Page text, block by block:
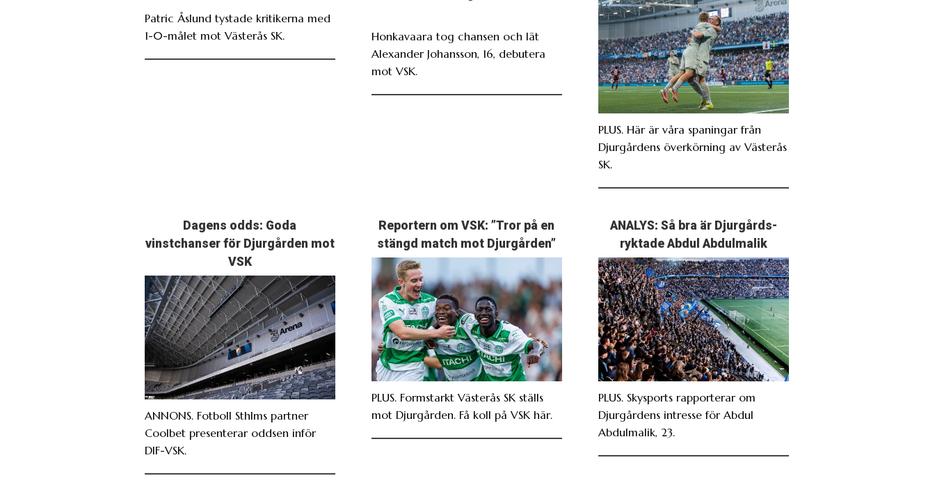
Patric Åslund tystade kritikerna med
1-0-målet mot Västerås SK.
Honkavaara tog chansen och lät
Alexander Johansson, 16, debutera
mot VSK.
PLUS. Här är våra spaningar från
Djurgårdens överkörning av Västerås
SK.
Dagens odds: Goda
vinstchanser för Djurgården mot
VSK
ANNONS. Fotboll Sthlms partner
Coolbet presenterar oddsen inför
DIF-VSK.
Reportern om VSK: ”Tror på en
stängd match mot Djurgården”
PLUS. Formstarkt Västerås SK ställs
mot Djurgården. Få koll på VSK här.
ANALYS: Så bra är Djurgårds-
ryktade Abdul Abdulmalik
PLUS. Skysports rapporterar om
Djurgårdens intresse för Abdul
Abdulmalik, 23.